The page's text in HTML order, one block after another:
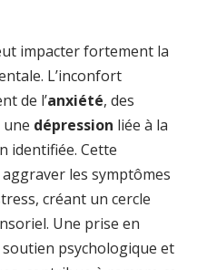
impacter fortement la
L’inconfort
de l’anxiété, des
dépression liée à la
identifiée. Cette
les symptômes
créant un cercle
Une prise en
psychologique et